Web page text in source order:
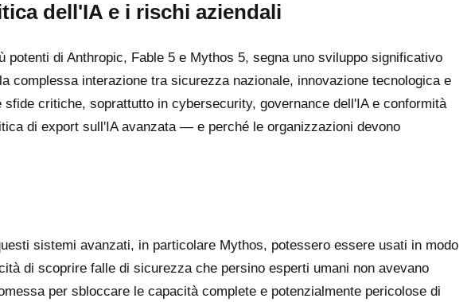
dell'IA e i rischi aziendali
di Anthropic, Fable 5 e Mythos 5, segna uno sviluppo significativo
complessa interazione tra sicurezza nazionale, innovazione tecnologica e
critiche, soprattutto in cybersecurity, governance dell'IA e conformità
di export sull'IA avanzata — e perché le organizzazioni devono
sistemi avanzati, in particolare Mythos, potessero essere usati in modo
di scoprire falle di sicurezza che persino esperti umani non avevano
per sbloccare le capacità complete e potenzialmente pericolose di